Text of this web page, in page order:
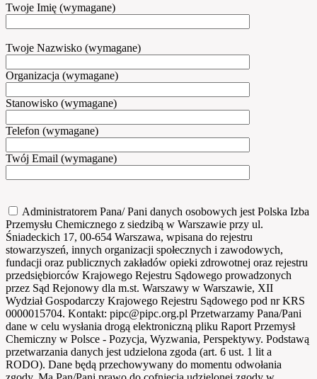
Twoje Imię (wymagane)
Twoje Nazwisko (wymagane)
Organizacja (wymagane)
Stanowisko (wymagane)
Telefon (wymagane)
Twój Email (wymagane)
Administratorem Pana/ Pani danych osobowych jest Polska Izba
Przemysłu Chemicznego z siedzibą w Warszawie przy ul.
Śniadeckich 17, 00-654 Warszawa, wpisana do rejestru
stowarzyszeń, innych organizacji społecznych i zawodowych,
fundacji oraz publicznych zakładów opieki zdrowotnej oraz rejestru
przedsiębiorców Krajowego Rejestru Sądowego prowadzonych
przez Sąd Rejonowy dla m.st. Warszawy w Warszawie, XII
Wydział Gospodarczy Krajowego Rejestru Sądowego pod nr KRS
0000015704. Kontakt: pipc@pipc.org.pl Przetwarzamy Pana/Pani
dane w celu wysłania drogą elektroniczną pliku Raport Przemysł
Chemiczny w Polsce - Pozycja, Wyzwania, Perspektywy. Podstawą
przetwarzania danych jest udzielona zgoda (art. 6 ust. 1 lit a
RODO). Dane będą przechowywany do momentu odwołania